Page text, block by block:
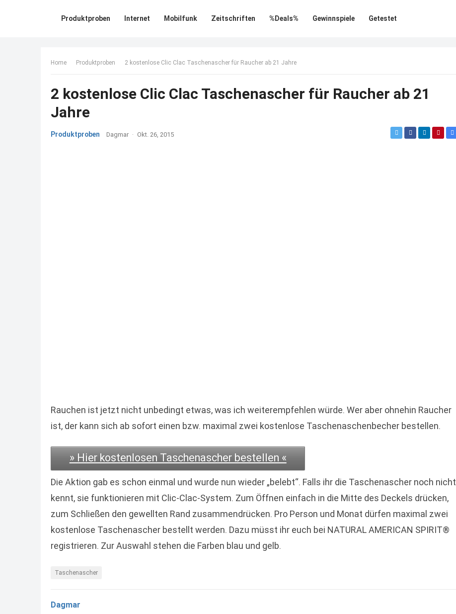
Produktproben Internet Mobilfunk Zeitschriften %Deals% Gewinnspiele Getestet
Home Produktproben 2 kostenlose Clic Clac Taschenascher für Raucher ab 21 Jahre
2 kostenlose Clic Clac Taschenascher für Raucher ab 21
Jahre
Produktproben Dagmar · Okt. 26, 2015
Rauchen ist jetzt nicht unbedingt etwas, was ich weiterempfehlen würde. Wer aber ohnehin Raucher
ist, der kann sich ab sofort einen bzw. maximal zwei kostenlose Taschenaschenbecher bestellen.
» Hier kostenlosen Taschenascher bestellen «
Die Aktion gab es schon einmal und wurde nun wieder „belebt“. Falls ihr die Taschenascher noch nicht
kennt, sie funktionieren mit Clic-Clac-System. Zum Öffnen einfach in die Mitte des Deckels drücken,
zum Schließen den gewellten Rand zusammendrücken. Pro Person und Monat dürfen maximal zwei
kostenlose Taschenascher bestellt werden. Dazu müsst ihr euch bei NATURAL AMERICAN SPIRIT®
registrieren. Zur Auswahl stehen die Farben blau und gelb.
Taschenascher
Dagmar